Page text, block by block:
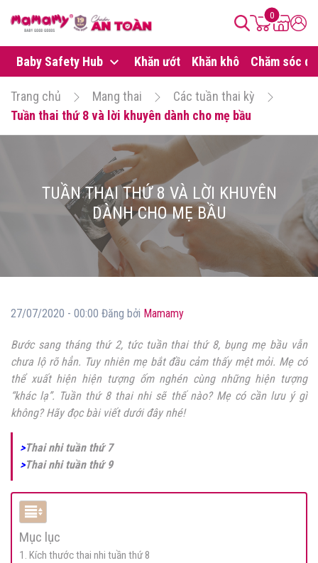
0
Baby Safety Hub Khăn ướt Khăn khô Chăm sóc da
Trang chủ Mang thai
Các tuần thai kỳ
Tuần thai thứ 8 và lời khuyên dành cho mẹ bầu
TUẦN THAI THỨ 8 VÀ LỜI KHUYÊN
DÀNH CHO MẸ BẦU
27/07/2020 - 00:00 Đăng bởi Mamamy
Bước sang tháng thứ 2, tức tuần thai thứ 8, bụng mẹ bầu vẫn
chưa lộ rõ hẳn. Tuy nhiên mẹ bắt đầu cảm thấy mệt mỏi. Mẹ có
thể xuất hiện hiện tượng ốm nghén cùng những hiện tượng
“khác lạ”. Tuần thứ 8 thai nhi sẽ thế nào? Mẹ có cần lưu ý gì
không? Hãy đọc bài viết dưới đây nhé!
>Thai nhi tuần thứ 7
>Thai nhi tuần thứ 9
Mục lục
1. Kích thước thai nhi tuần thứ 8